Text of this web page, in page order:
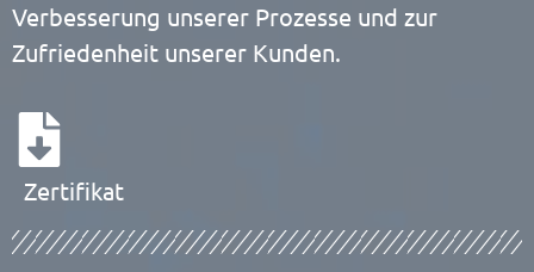
Verbesserung unserer Prozesse und zur
Zufriedenheit unserer Kunden.
Zertifikat